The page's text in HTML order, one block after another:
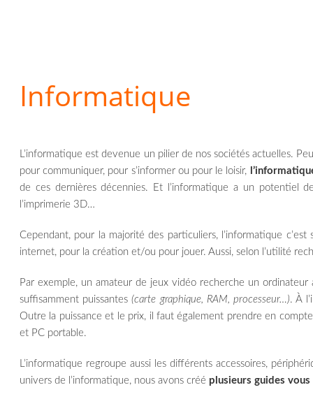
Informatique
L’informatique est devenue un pilier de nos sociétés actuelles.
pour communiquer, pour s’informer ou pour le loisir,
de ces dernières décennies. Et l’informatique a un potentiel
l’imprimerie 3D…
Cependant, pour la majorité des particuliers, l’informatique
internet, pour la création et/ou pour jouer. Aussi, selon l’utilité
Par exemple, un amateur de jeux vidéo recherche un
suffisamment puissantes(carte graphique, RAM, processeur…). À
Outre la puissance et le prix, il faut également prendre en
et PC portable.
L’informatique regroupe aussi les différents accessoires,
univers de l’informatique, nous avons créé plusieurs guides